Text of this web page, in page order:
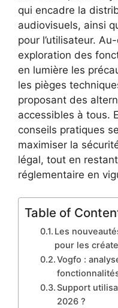
qui encadre la
audiovisuels, ainsi
pour l’utilisateur.
exploration des
en lumière les
les pièges
proposant des
accessibles à tous.
conseils pratiques
maximiser la
légal, tout en
réglementaire en
Table of
Les
pour les
Vogfo :
Support
2026 ?